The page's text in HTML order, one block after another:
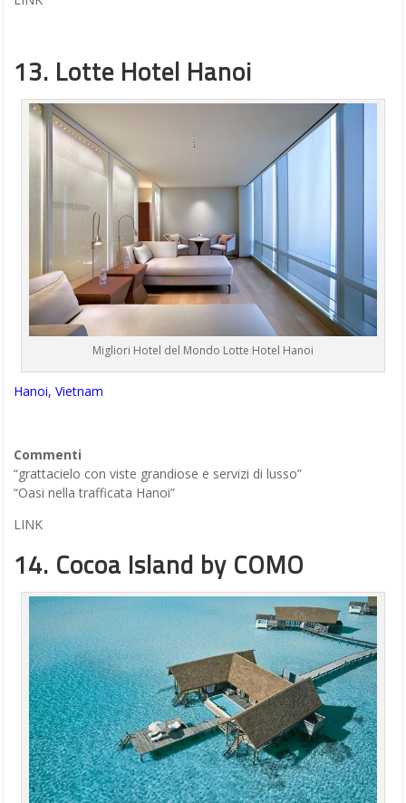
13. Lotte Hotel Hanoi
Migliori Hotel del Mondo Lotte Hotel Hanoi
Hanoi, Vietnam
Commenti
“grattacielo con viste grandiose e servizi di lusso”
“Oasi nella trafficata Hanoi”
LINK
14. Cocoa Island by COMO